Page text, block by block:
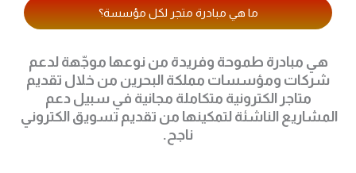
ما هي مبادرة متجر لكل مؤسسة؟
هي مبادرة طموحة وفريدة من نوعها موجّهة لدعم
شركات ومؤسسات مملكة البحرين من خلال تقديم
متاجر الكترونية متكاملة مجانية في سبيل دعم
المشاريع الناشئة لتمكينها من تقديم تسويق الكتروني
ناجح.